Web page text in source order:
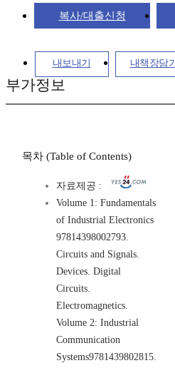
복사/대출신청
내보내기 내책장담기
부가정보
목차 (Table of Contents)
자료제공 :
Volume 1: Fundamentals
of Industrial Electronics
97814398002793.
Circuits and Signals.
Devices. Digital
Circuits.
Electromagnetics.
Volume 2: Industrial
Communication
Systems9781439802815.